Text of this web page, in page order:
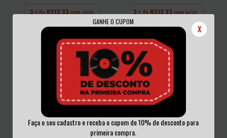
GANHE O CUPOM
X
Faça o seu cadastro e receba o cupom de 10% de desconto para
primeira compra.
3 x de R$13,33 sem juros 3 x de R$13,33 sem juros